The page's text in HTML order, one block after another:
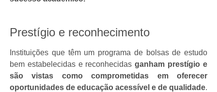
Prestígio e reconhecimento
Instituições que têm um programa de bolsas de estudo
bem estabelecidas e reconhecidasganham prestígio e
são vistas como comprometidas em oferecer
oportunidades de educação acessível e de qualidade.